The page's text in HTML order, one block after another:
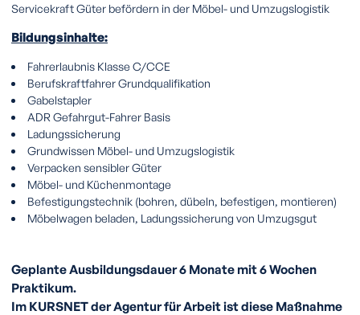
Servicekraft Güter befördern in der Möbel- und Umzugslogistik
Bildungsinhalte:
Fahrerlaubnis Klasse C/CCE
Berufskraftfahrer Grundqualifikation
Gabelstapler
ADR Gefahrgut-Fahrer Basis
Ladungssicherung
Grundwissen Möbel- und Umzugslogistik
Verpacken sensibler Güter
Möbel- und Küchenmontage
Befestigungstechnik (bohren, dübeln, befestigen, montieren)
Möbelwagen beladen, Ladungssicherung von Umzugsgut
Geplante Ausbildungsdauer 6 Monate mit 6 Wochen
Praktikum.
Im KURSNET der Agentur für Arbeit ist diese Maßnahme